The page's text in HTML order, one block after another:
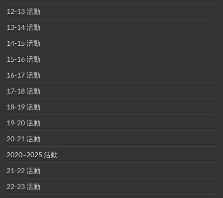
12-13 活動
13-14 活動
14-15 活動
15-16 活動
16-17 活動
17-18 活動
18-19 活動
19-20 活動
20-21 活動
2020~2025 活動
21-22 活動
22-23 活動